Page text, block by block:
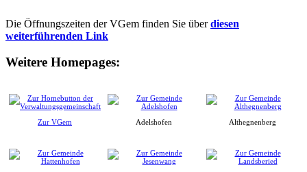
Die Öffnungszeiten der VGem finden Sie überdiesen
weiterführenden Link
Weitere Homepages:
Zur VGem Adelshofen Althegnenberg